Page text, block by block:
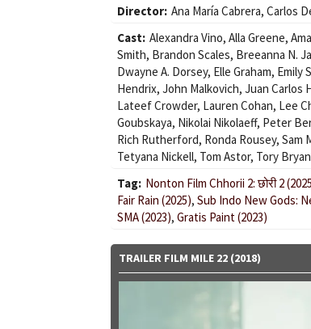
Director: Ana María Cabrera, Carlos
Cast: Alexandra Vino, Alla Greene,
Smith, Brandon Scales, Breeanna N.
Dwayne A. Dorsey, Elle Graham, Emily
Hendrix, John Malkovich, Juan Carlos
Lateef Crowder, Lauren Cohan, Lee
Goubskaya, Nikolai Nikolaeff, Peter
Rich Rutherford, Ronda Rousey, Sam
Tetyana Nickell, Tom Astor, Tory
Tag: Nonton Film Chhorii 2: छोरी 2
Fair Rain (2025), Sub Indo New Gods:
SMA (2023), Gratis Paint (2023)
TRAILER FILM MILE 22 (2018)